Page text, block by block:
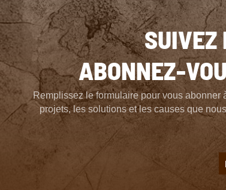
SUIVEZ
ABONNEZ-
Remplissez le formulaire pour vous abonner
projets, les solutions et les causes que